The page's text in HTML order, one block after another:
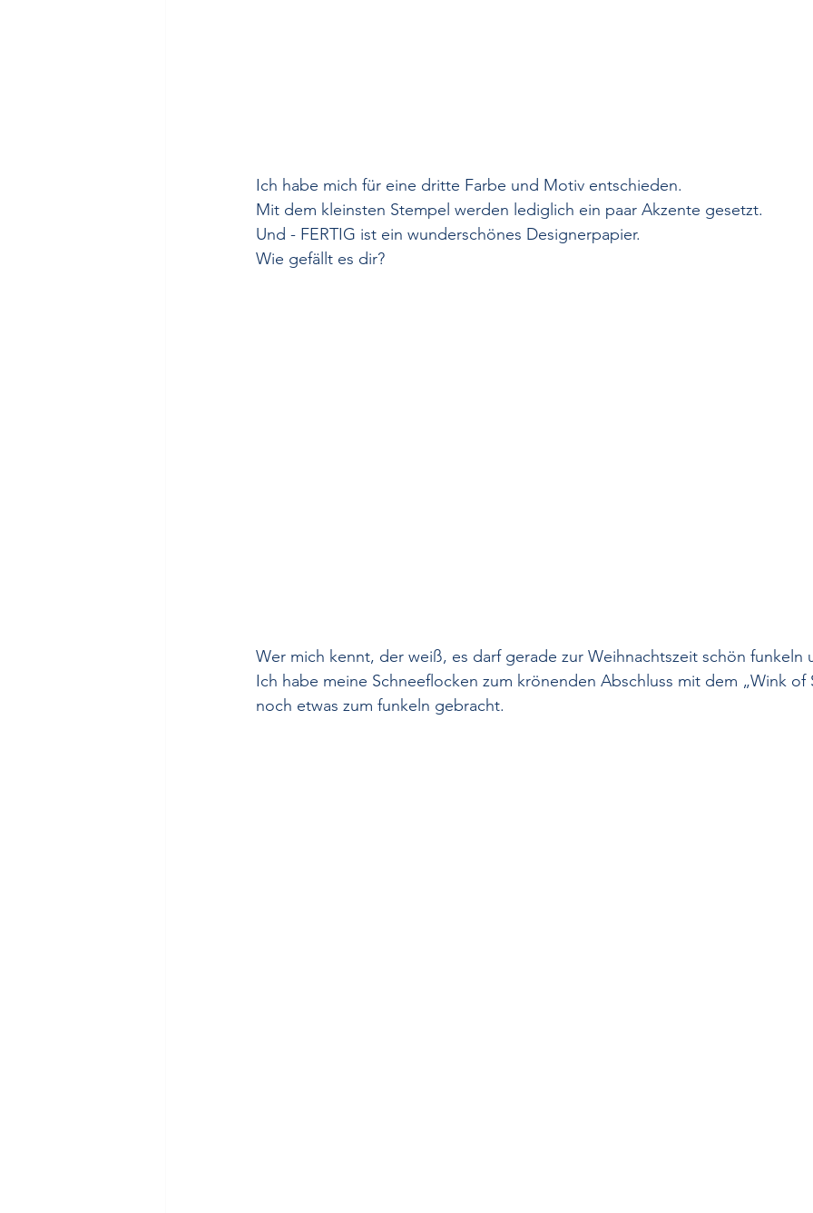
Ich habe mich für eine dritte Farbe und Motiv entschieden.
Mit dem kleinsten Stempel werden lediglich ein paar Akzente gesetzt.
Und - FERTIG ist ein wunderschönes Designerpapier.
Wie gefällt es dir?
Wer mich kennt, der weiß, es darf gerade zur Weihnachtszeit schön funkeln
Ich habe meine Schneeflocken zum krönenden Abschluss mit dem „Wink of
noch etwas zum funkeln gebracht.